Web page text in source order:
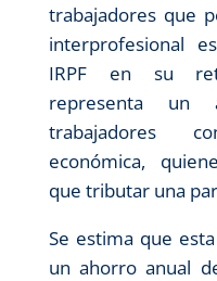
trabajadores que
interprofesional
IRPF en su
representa un
trabajadores
económica,
que tributar una
Se estima que
un ahorro anual